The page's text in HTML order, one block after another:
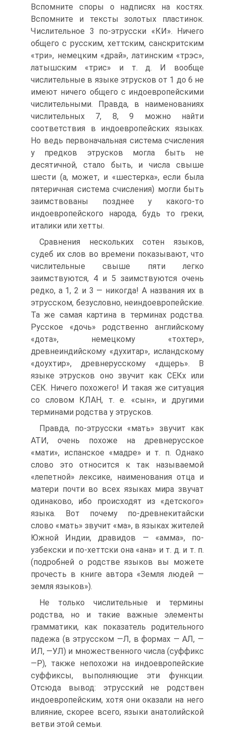
Вспомните споры о надписях на костях.
Вспомните и тексты золотых пластинок.
Числительное 3 по-этрусски «КИ». Ничего
общего с русским, хеттским, санскритским
«три», немецким «драй», латинским «трэс»,
латышским «трис» и т. д. И вообще
числительные в языке этрусков от 1 до 6 не
имеют ничего общего с индоевропейскими
числительными. Правда, в наименованиях
числительных 7, 8, 9 можно найти
соответствия в индоевропейских языках.
Но ведь первоначальная система счисления
у предков этрусков могла быть не
десятичной, стало быть, и числа свыше
шести (а, может, и «шестерка», если была
пятеричная система счисления) могли быть
заимствованы позднее у какого-то
индоевропейского народа, будь то греки,
италики или хетты.
Сравнения нескольких сотен языков,
судеб их слов во времени показывают, что
числительные свыше пяти легко
заимствуются, 4 и 5 заимствуются очень
редко, а 1, 2 и 3 — никогда! А названия их в
этрусском, безусловно, неиндоевропейские.
Та же самая картина в терминах родства.
Русское «дочь» родственно английскому
«дота», немецкому «тохтер»,
древнеиндийскому «духитар», исландскому
«доухтир», древнерусскому «дщерь». В
языке этрусков оно звучит как СЕКх или
СЕК. Ничего похожего! И такая же ситуация
со словом КЛАН, т. е. «сын», и другими
терминами родства у этрусков.
Правда, по-этрусски «мать» звучит как
АТИ, очень похоже на древнерусское
«мати», испанское «мадре» и т. п. Однако
слово это относится к так называемой
«лепетной» лексике, наименования отца и
матери почти во всех языках мира звучат
одинаково, ибо происходят из «детского»
языка. Вот почему по-древнекитайски
слово «мать» звучит «ма», в языках жителей
Южной Индии, дравидов — «амма», по-
узбекски и по-хеттски она «ана» и т. д. и т. п.
(подробней о родстве языков вы можете
прочесть в книге автора «Земля людей —
земля языков»).
Не только числительные и термины
родства, но и такие важные элементы
грамматики, как показатель родительного
падежа (в этрусском —Л, в формах — АЛ, —
ИЛ, —УЛ) и множественного числа (суффикс
—Р), также непохожи на индоевропейские
суффиксы, выполняющие эти функции.
Отсюда вывод: этрусский не родствен
индоевропейским, хотя они оказали на него
влияние, скорее всего, языки анатолийской
ветви этой семьи.